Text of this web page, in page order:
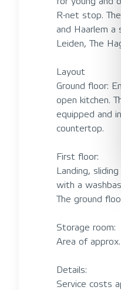
R-net stop.
and Haarlem
Leiden, The
Layout
Ground floor:
open kitchen.
equipped and
countertop.
First floor:
Landing,
with a
The ground
Storage room:
Area of
Details:
Service costs